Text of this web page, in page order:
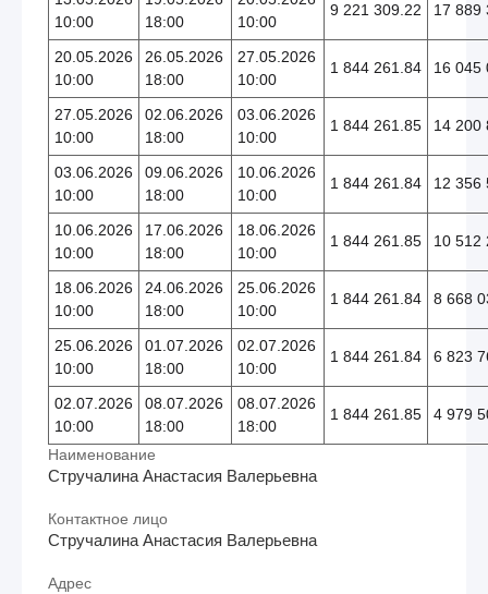
10:00
18:00
10:00
9 221 309.22 17 889
20.05.2026
10:00
26.05.2026
18:00
27.05.2026
10:00
1 844 261.84 16 045
27.05.2026
10:00
02.06.2026
18:00
03.06.2026
10:00
1 844 261.85 14 200
03.06.2026
10:00
09.06.2026
18:00
10.06.2026
10:00
1 844 261.84 12 356
10.06.2026
10:00
17.06.2026
18:00
18.06.2026
10:00
1 844 261.85 10 512
18.06.2026
10:00
24.06.2026
18:00
25.06.2026
10:00
1 844 261.84 8 668
25.06.2026
10:00
01.07.2026
18:00
02.07.2026
10:00
1 844 261.84 6 823
02.07.2026
10:00
08.07.2026
18:00
08.07.2026
18:00
1 844 261.85 4 979
Наименование
Стручалина Анастасия Валерьевна
Контактное лицо
Стручалина Анастасия Валерьевна
Адрес